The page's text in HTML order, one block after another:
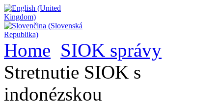
Home SIOK správy
Stretnutie SIOK s
indonézskou